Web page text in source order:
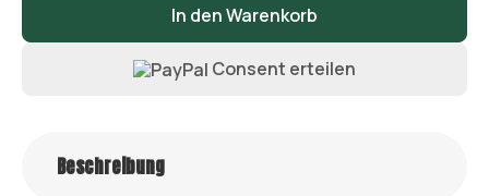
In den Warenkorb
Consent erteilen
Beschreibung